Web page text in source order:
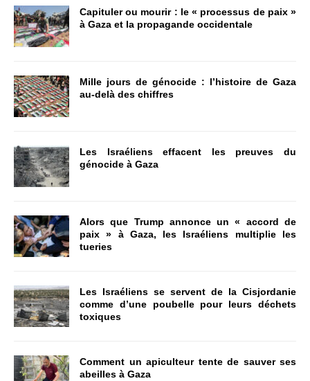
Capituler ou mourir : le « processus de paix »
à Gaza et la propagande occidentale
Mille jours de génocide : l’histoire de Gaza
au-delà des chiffres
Les Israéliens effacent les preuves du
génocide à Gaza
Alors que Trump annonce un « accord de
paix » à Gaza, les Israéliens multiplie les
tueries
Les Israéliens se servent de la Cisjordanie
comme d’une poubelle pour leurs déchets
toxiques
Comment un apiculteur tente de sauver ses
abeilles à Gaza